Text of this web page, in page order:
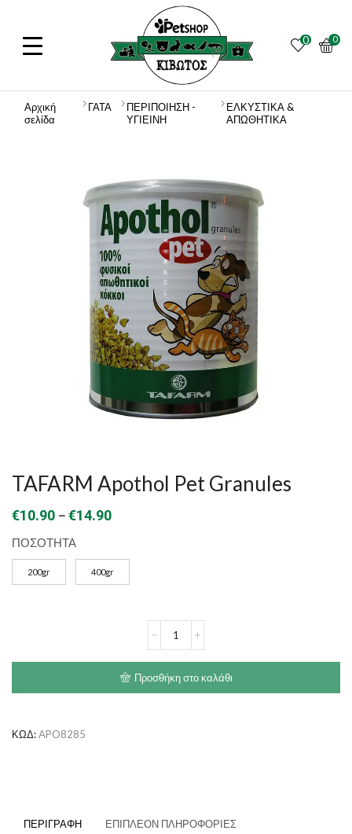
0 0
Αρχική
σελίδα
ΓΑΤΑ
ΠΕΡΙΠΟΙΗΣΗ -
ΥΓΙΕΙΝΗ
ΕΛΚΥΣΤΙΚΑ &
ΑΠΩΘΗΤΙΚΑ
TAFARM Apothol Pet Granules
€10.90 –€14.90Price
€10.90
through
ΠΟΣΟΤΗΤΑ
200gr 400gr
Apothol
ποσότητα
Προσθήκη στο καλάθι
ΚΩΔ:APO8285
ΠΕΡΙΓΡΑΦΉ ΕΠΙΠΛΈΟΝ ΠΛΗΡΟΦΟΡΊΕΣ